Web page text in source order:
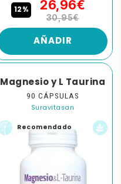
12% 26,96€
30,95€
AÑADIR
Magnesio y L Taurina
90 CÁPSULAS
Suravitasan
Recomendado